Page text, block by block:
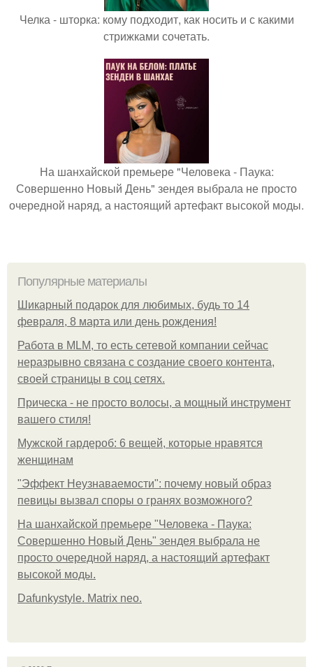
Челка - шторка: кому подходит, как носить и с какими
стрижками сочетать.
На шанхайской премьере "Человека - Паука:
Совершенно Новый День" зендея выбрала не просто
очередной наряд, а настоящий артефакт высокой моды.
Популярные материалы
Шикарный подарок для любимых, будь то 14
февраля, 8 марта или день рождения!
Работа в MLM, то есть сетевой компании сейчас
неразрывно связана с создание своего контента,
своей страницы в соц сетях.
Прическа - не просто волосы, а мощный инструмент
вашего стиля!
Мужской гардероб: 6 вещей, которые нравятся
женщинам
"Эффект Неузнаваемости": почему новый образ
певицы вызвал споры о гранях возможного?
На шанхайской премьере "Человека - Паука:
Совершенно Новый День" зендея выбрала не
просто очередной наряд, а настоящий артефакт
высокой моды.
Dafunkystyle. Matrix neo.